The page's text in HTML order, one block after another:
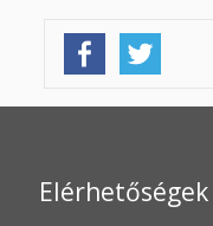
Elérhetőségek